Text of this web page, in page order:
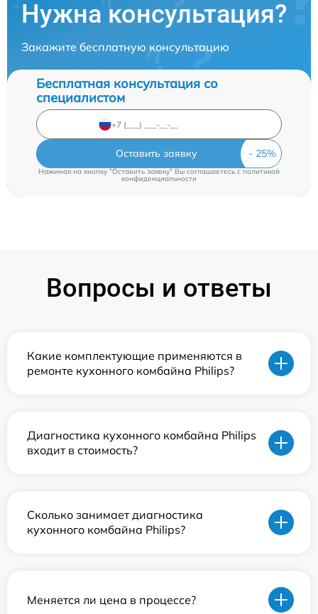
Нужна консультация?
Закажите бесплатную консультацию
Бесплатная консультация со
специалистом
Оставить заявку
Нажимая на кнопку "Оставить заявку" Вы соглашаетесь c политикой
конфиденциальности
Вопросы и ответы
Какие комплектующие применяются в
ремонте кухонного комбайна Philips?
Диагностика кухонного комбайна Philips
входит в стоимость?
Сколько занимает диагностика
кухонного комбайна Philips?
Меняется ли цена в процессе?